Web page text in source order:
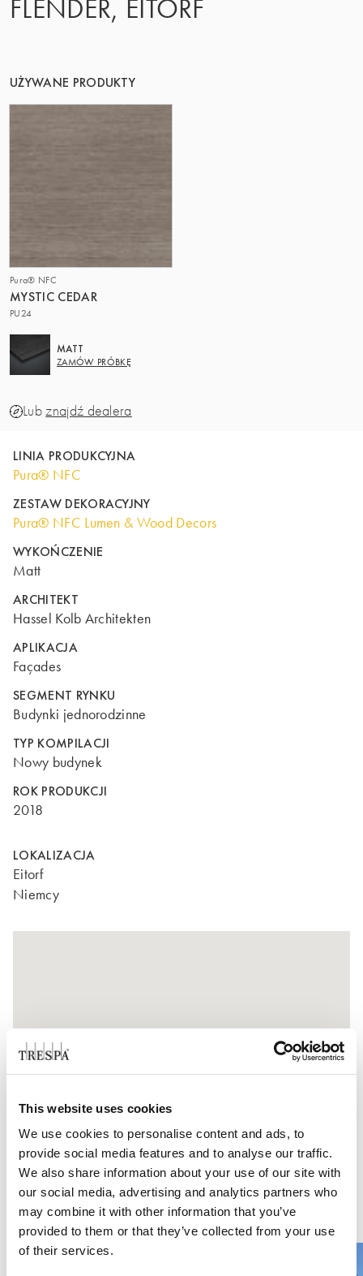
This website uses cookies
We use cookies to personalise content and ads, to
provide social media features and to analyse our traffic.
We also share information about your use of our site with
our social media, advertising and analytics partners who
may combine it with other information that you’ve
provided to them or that they’ve collected from your use
of their services.
FLENDER, EITORF
UŻYWANE PRODUKTY
Pura® NFC
MYSTIC CEDAR
PU24
MATT
ZAMÓW PRÓBKĘ
Lubznajdź dealera
LINIA PRODUKCYJNA
Pura® NFC
ZESTAW DEKORACYJNY
Pura® NFC Lumen & Wood Decors
WYKOŃCZENIE
Matt
ARCHITEKT
Hassel Kolb Architekten
APLIKACJA
Façades
SEGMENT RYNKU
Budynki jednorodzinne
TYP KOMPILACJI
Nowy budynek
ROK PRODUKCJI
2018
LOKALIZACJA
Eitorf
Niemcy